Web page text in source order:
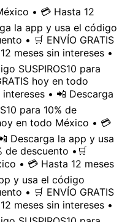
• 💳 Hasta 12
la app y usa el código
• 🛒 ENVÍO GRATIS
meses sin intereses •
SUSPIROS10 para
hoy en todo
• 📲 Descarga
para 10% de
en todo México • 💳
Descarga la app y usa
de descuento • 🛒
• 💳 Hasta 12 meses
y usa el código
• 🛒 ENVÍO GRATIS
meses sin intereses •